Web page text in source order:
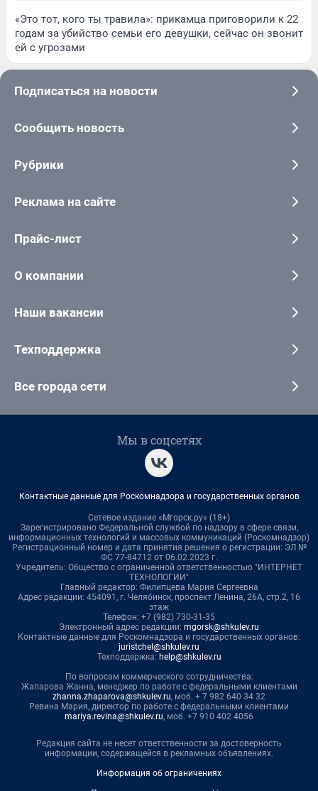
«Это тот, кого ты травила»: прикамца приговорили к 22
годам за убийство семьи его девушки, сейчас он звонит
ей с угрозами
Подписаться на новости
Сообщить новость
Рубрики
Реклама на сайте
Прайс-лист
О компании
Наши вакансии
Техподдержка
Все города сети
Мы в соцсетях
Контактные данные для Роскомнадзора и государственных органов
Сетевое издание «Мгорск.ру» (18+)
Зарегистрировано Федеральной службой по надзору в сфере связи,
информационных технологий и массовых коммуникаций (Роскомнадзор)
Регистрационный номер и дата принятия решения о регистрации: ЭЛ №
ФС 77-84712 от 06.02.2023 г.
Учредитель: Общество с ограниченной ответственностью "ИНТЕРНЕТ
ТЕХНОЛОГИИ"
Главный редактор: Филипцева Мария Сергеевна
Адрес редакции: 454091, г. Челябинск, проспект Ленина, 26А, стр.2, 16
этаж
Телефон: +7 (982) 730-31-35
Электронный адрес редакции: mgorsk@shkulev.ru
Контактные данные для Роскомнадзора и государственных органов:
juristchel@shkulev.ru
Техподдержка: help@shkulev.ru
По вопросам коммерческого сотрудничества:
Жапарова Жанна, менеджер по работе с федеральными клиентами
zhanna.zhaparova@shkulev.ru, моб. + 7 982 640 34 32
Ревина Мария, директор по работе с федеральными клиентами
mariya.revina@shkulev.ru, моб. +7 910 402 4056
Редакция сайта не несет ответственности за достоверность
информации, содержащейся в рекламных объявлениях.
Информация об ограничениях